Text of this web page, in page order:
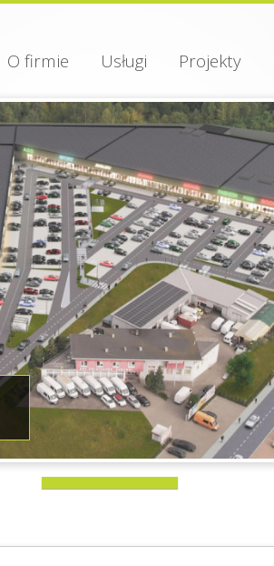
O firmie Usługi Projekty